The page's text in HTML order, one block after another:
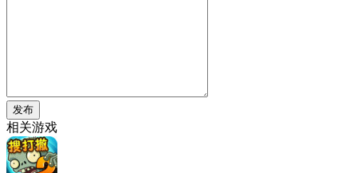
发布
相关游戏